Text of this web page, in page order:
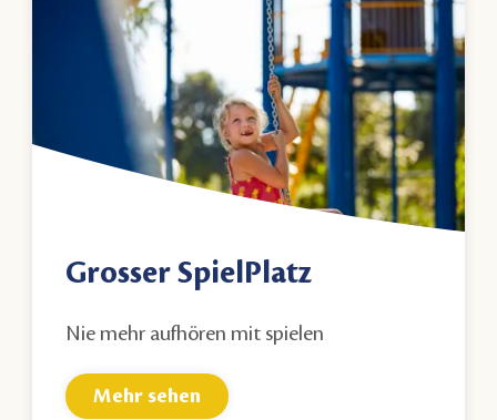
Grosser SpielPlatz
Nie mehr aufhören mit spielen
Mehr sehen